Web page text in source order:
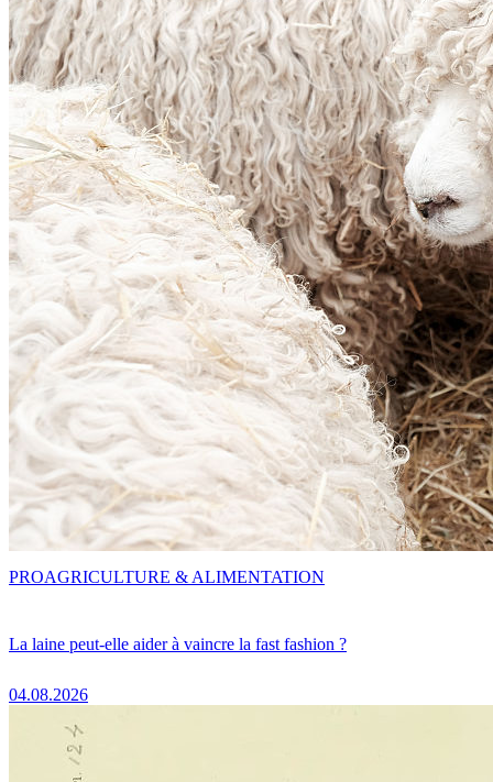
La laine peut-elle aider à vaincre la fast fashion ?
04.08.2026
PROAGRICULTURE & ALIMENTATION